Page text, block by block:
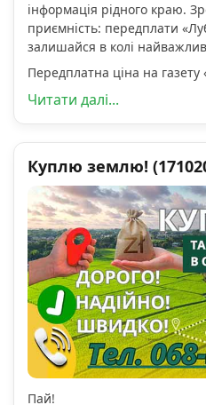
інформація рідного краю.
приємність: передплати
залишайся в колі
Передплатна ціна на
Читати далі...
Куплю землю!
Пай!